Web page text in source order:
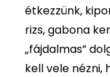
étkezzünk,
rizs, gabona
„fájdalmas”
kell vele nézni,